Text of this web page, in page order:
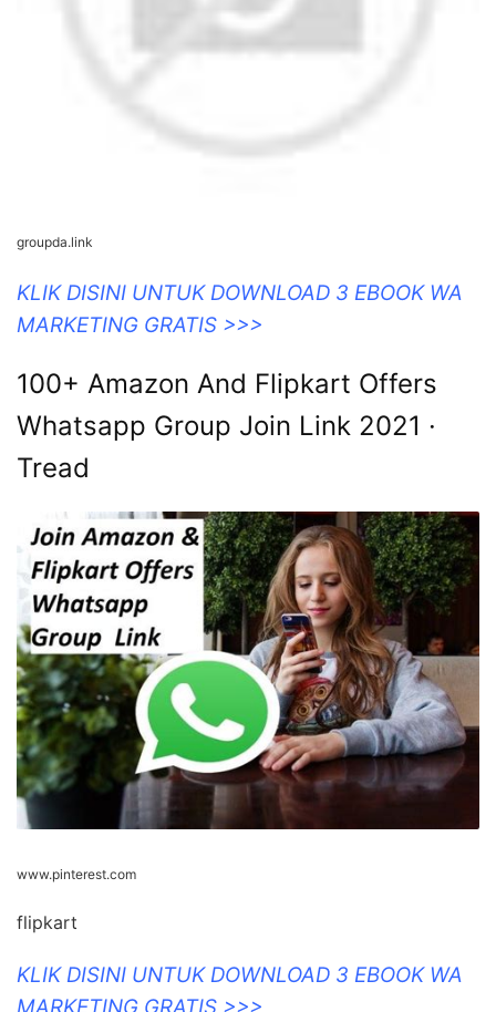
groupda.link
KLIK DISINI UNTUK DOWNLOAD 3 EBOOK WA
MARKETING GRATIS >>>
100+ Amazon And Flipkart Offers
Whatsapp Group Join Link 2021 ·
Tread
www.pinterest.com
flipkart
KLIK DISINI UNTUK DOWNLOAD 3 EBOOK WA